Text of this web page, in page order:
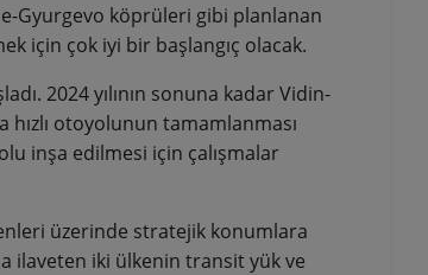
Gyurgevo köprüleri gibi planlanan
için çok iyi bir başlangıç olacak.
2024 yılının sonuna kadar Vidin-
otoyolunun tamamlanması
inşa edilmesi için çalışmalar
üzerinde stratejik konumlara
ilaveten iki ülkenin transit yük ve